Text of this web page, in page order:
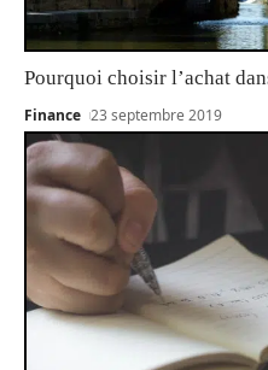
Pourquoi choisir l’achat
Finance 23 septembre 2019